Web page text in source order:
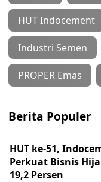
HUT Indocement
Industri Semen
PROPER Emas
Berita Populer
HUT ke-51,
Perkuat Bisnis
19,2 Persen